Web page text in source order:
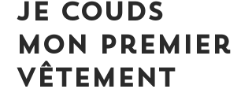
Je couds
mon premier
vêtement